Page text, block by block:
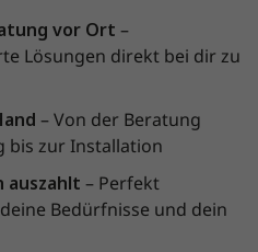
vor Ort –
Lösungen direkt bei dir zu
– Von der Beratung
bis zur Installation
auszahlt – Perfekt
Bedürfnisse und dein